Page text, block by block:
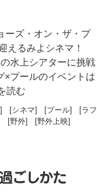
ーズ・オン・ザ・プ
えるみよシネマ！
水上シアターに挑戦
×プールのイベントは
読む
] [シネマ] [プール] [ラフ
[野外] [野外上映]
ごしかた